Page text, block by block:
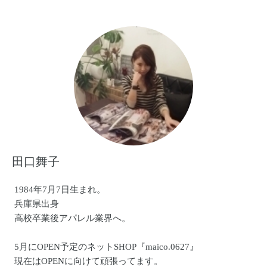
田口舞子
1984年7月7日生まれ。
兵庫県出身
高校卒業後アパレル業界へ。
5月にOPEN予定のネットSHOP『maico.0627』
現在はOPENに向けて頑張ってます。